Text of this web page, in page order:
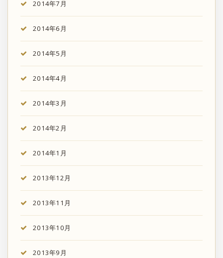
2014年7月
2014年6月
2014年5月
2014年4月
2014年3月
2014年2月
2014年1月
2013年12月
2013年11月
2013年10月
2013年9月